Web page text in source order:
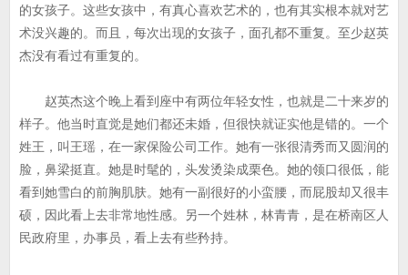
的女孩子。这些女孩中，有真心喜欢艺术的，也有其实根本就对艺
术没兴趣的。而且，每次出现的女孩子，面孔都不重复。至少赵英
杰没有看过有重复的。
赵英杰这个晚上看到座中有两位年轻女性，也就是二十来岁的
样子。他当时直觉是她们都还未婚，但很快就证实他是错的。一个
姓王，叫王瑶，在一家保险公司工作。她有一张很清秀而又圆润的
脸，鼻梁挺直。她是时髦的，头发烫染成栗色。她的领口很低，能
看到她雪白的前胸肌肤。她有一副很好的小蛮腰，而屁股却又很丰
硕，因此看上去非常地性感。另一个姓林，林青青，是在桥南区人
民政府里，办事员，看上去有些矜持。